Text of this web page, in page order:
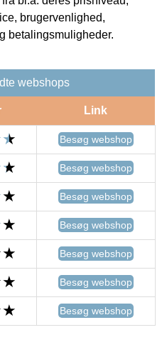
brugervenlighed,
betalingsmuligheder.
webshops
Link
Besøg webshop
Besøg webshop
Besøg webshop
Besøg webshop
Besøg webshop
Besøg webshop
Besøg webshop